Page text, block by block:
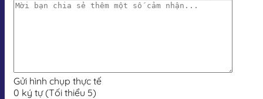
Gửi hình chụp thực tế
0 ký tự (Tối thiểu 5)